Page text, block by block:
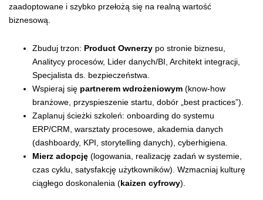
zaadoptowane i szybko przełożą się na realną wartość
biznesową.
Zbuduj trzon: Product Ownerzy po stronie biznesu,
Analitycy procesów, Lider danych/BI, Architekt integracji,
Specjalista ds. bezpieczeństwa.
Wspieraj się partnerem wdrożeniowym (know-how
branżowe, przyspieszenie startu, dobór „best practices”).
Zaplanuj ścieżki szkoleń: onboarding do systemu
ERP/CRM, warsztaty procesowe, akademia danych
(dashboardy, KPI, storytelling danych), cyberhigiena.
Mierz adopcję (logowania, realizację zadań w systemie,
czas cyklu, satysfakcję użytkowników). Wzmacniaj kulturę
ciągłego doskonalenia ( kaizen cyfrowy).